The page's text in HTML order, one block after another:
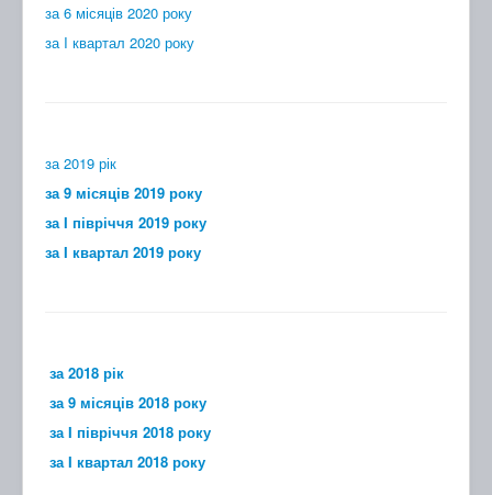
за 6 місяців 2020 року
за I квартал 2020 року
за 2019 рік
за 9 місяців 2019 року
за I півріччя 2019 року
за I квартал 2019 року
за 2018 рік
за 9 місяців 2018 року
за I півріччя 2018 року
за I квартал 2018 року